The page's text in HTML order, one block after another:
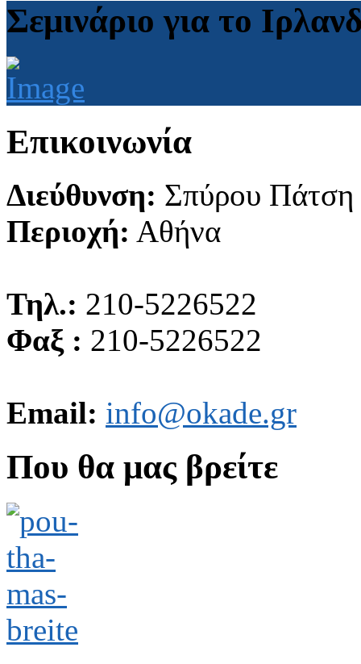
Σεμινάριο για το
Επικοινωνία
Διεύθυνση: Σπύρου Πάτση
Περιοχή: Αθήνα
Τηλ.: 210-5226522
Φαξ : 210-5226522
Email: info@okade.gr
Που θα μας βρείτε